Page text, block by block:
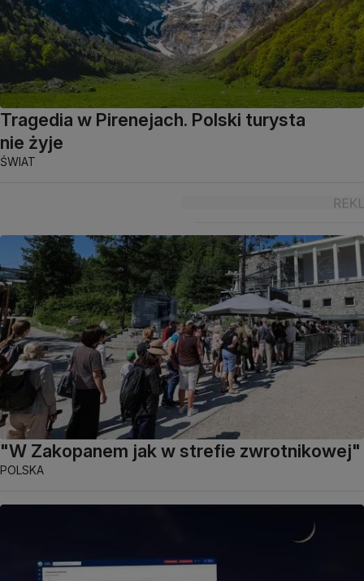
Tragedia w Pirenejach. Polski turysta
nie żyje
ŚWIAT
"W Zakopanem jak w strefie zwrotnikowej"
POLSKA